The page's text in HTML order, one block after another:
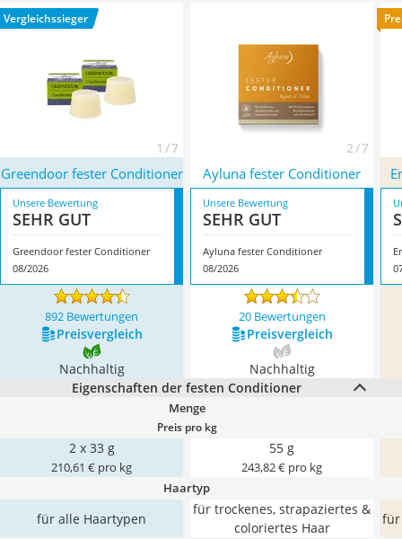
Mineralfutter Pferd
Massagegerät
besonders das Modell
seinen Eigenschaften.
Vergleichssieger
1 / 7 2 / 7
Greendoor fester Conditioner Ayluna fester Conditioner
Unsere Bewertung
SEHR GUT
Greendoor fester Conditioner
08/2026
Unsere Bewertung
SEHR GUT
Ayluna fester Conditioner
08/2026
892 Bewertungen 20 Bewertungen
Preis­vergleich Preis­vergleich
Nachhaltig
Nachhaltig
Eigenschaften der festen Conditioner
Menge
Preis pro kg
2 x 33 g
210,61 € pro kg
55 g
243,82 € pro kg
Haartyp
für alle Haartypen
für trockenes, strapaziertes &
coloriertes Haar
für